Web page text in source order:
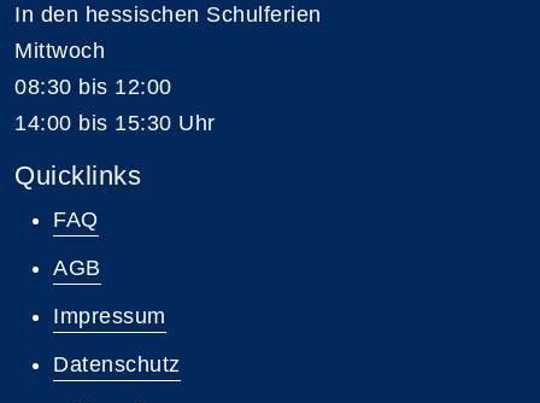
In den hessischen Schulferien
Mittwoch
08:30 bis 12:00
14:00 bis 15:30 Uhr
Quicklinks
FAQ
AGB
Impressum
Datenschutz